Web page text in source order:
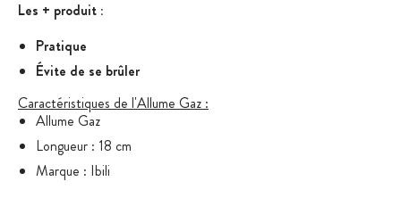
Les + produit :
Pratique
Évite de se brûler
Caractéristiques de l'Allume Gaz :
Allume Gaz
Longueur : 18 cm
Marque : Ibili